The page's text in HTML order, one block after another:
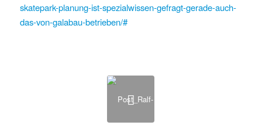
skatepark-planung-ist-spezialwissen-gefragt-gerade-auch-
das-von-galabau-betrieben/#